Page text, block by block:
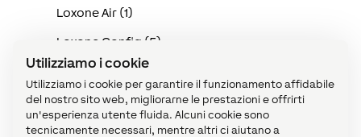
Utilizziamo i cookie
Utilizziamo i cookie per garantire il funzionamento affidabile
del nostro sito web, migliorarne le prestazioni e offrirti
un'esperienza utente fluida. Alcuni cookie sono
tecnicamente necessari, mentre altri ci aiutano a
Loxone Air (1)
Loxone Config (5)
Loxone Tree (1)
Manutenzione e Diagnostica (1)
Miniserver (1)